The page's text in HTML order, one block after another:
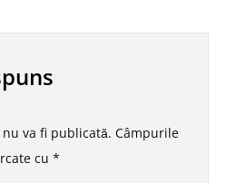
va fi publicată. Câmpurile
cu *